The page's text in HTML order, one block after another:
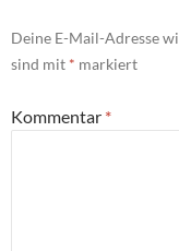
Deine E-Mail-Adresse
sind mit * markiert
Kommentar *